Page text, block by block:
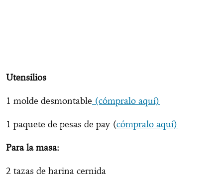
Utensilios
1 molde desmontable (cómpralo aquí)
1 paquete de pesas de pay (cómpralo aquí)
Para la masa:
2 tazas de harina cernida